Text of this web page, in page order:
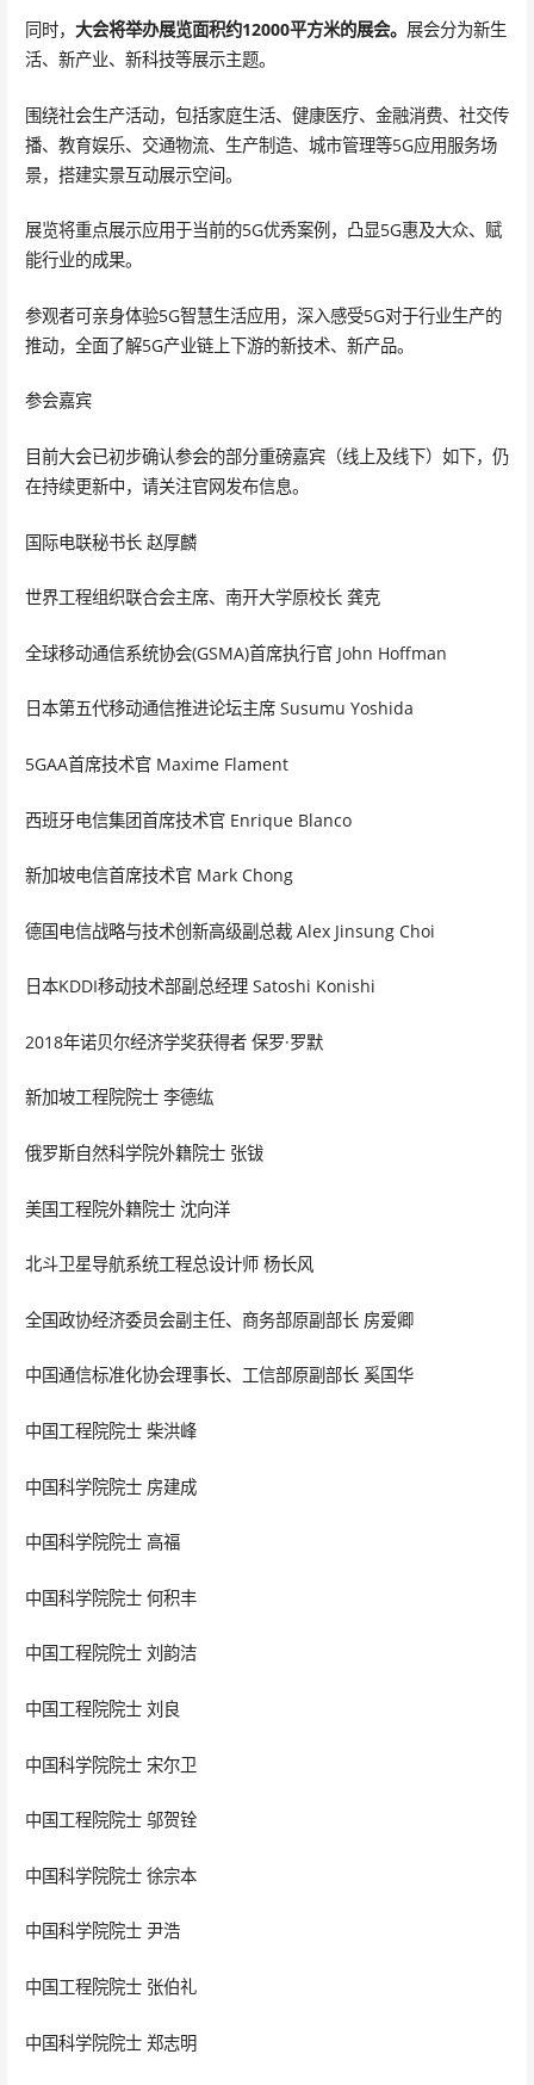
同时， 大会将举办展览面积约12000平方米的展会。 展会分为新生
活、新产业、新科技等展示主题。
围绕社会生产活动，包括家庭生活、健康医疗、金融消费、社交传
播、教育娱乐、交通物流、生产制造、城市管理等5G应用服务场
景，搭建实景互动展示空间。
展览将重点展示应用于当前的5G优秀案例，凸显5G惠及大众、赋
能行业的成果。
参观者可亲身体验5G智慧生活应用，深入感受5G对于行业生产的
推动，全面了解5G产业链上下游的新技术、新产品。
参会嘉宾
目前大会已初步确认参会的部分重磅嘉宾（线上及线下）如下，仍
在持续更新中，请关注官网发布信息。
国际电联秘书长 赵厚麟
世界工程组织联合会主席、南开大学原校长 龚克
全球移动通信系统协会(GSMA)首席执行官 John Hoffman
日本第五代移动通信推进论坛主席 Susumu Yoshida
5GAA首席技术官 Maxime Flament
西班牙电信集团首席技术官 Enrique Blanco
新加坡电信首席技术官 Mark Chong
德国电信战略与技术创新高级副总裁 Alex Jinsung Choi
日本KDDI移动技术部副总经理 Satoshi Konishi
2018年诺贝尔经济学奖获得者 保罗·罗默
新加坡工程院院士 李德纮
俄罗斯自然科学院外籍院士 张钹
美国工程院外籍院士 沈向洋
北斗卫星导航系统工程总设计师 杨长风
全国政协经济委员会副主任、商务部原副部长 房爱卿
中国通信标准化协会理事长、工信部原副部长 奚国华
中国工程院院士 柴洪峰
中国科学院院士 房建成
中国科学院院士 高福
中国科学院院士 何积丰
中国工程院院士 刘韵洁
中国工程院院士 刘良
中国科学院院士 宋尔卫
中国工程院院士 邬贺铨
中国科学院院士 徐宗本
中国科学院院士 尹浩
中国工程院院士 张伯礼
中国科学院院士 郑志明